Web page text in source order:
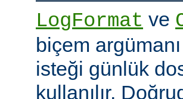
LogFormat ve
biçem
isteği günlük
kullanılır.